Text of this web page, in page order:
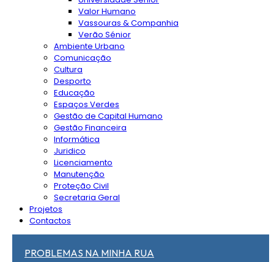
Valor Humano
Vassouras & Companhia
Verão Sénior
Ambiente Urbano
Comunicação
Cultura
Desporto
Educação
Espaços Verdes
Gestão de Capital Humano
Gestão Financeira
Informática
Juridico
Licenciamento
Manutenção
Proteção Civil
Secretaria Geral
Projetos
Contactos
PROBLEMAS NA MINHA RUA